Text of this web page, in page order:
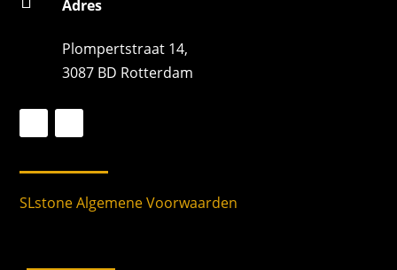
Adres
Plompertstraat 14,
3087 BD Rotterdam
SLstone Algemene Voorwaarden